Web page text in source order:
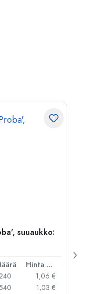
suuaukko:
Hinta per kpl
1,06 €
1,03 €